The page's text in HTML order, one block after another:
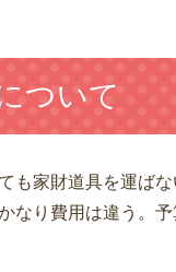
ついて
も家財道具を運ば
なり費用は違う。予